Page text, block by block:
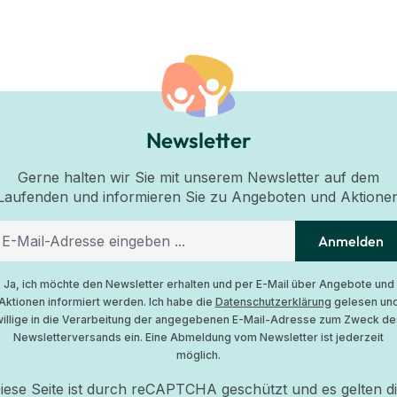
Newsletter
Gerne halten wir Sie mit unserem Newsletter auf dem
und informieren Sie zu Angeboten und
Anmelden
Ja, ich möchte den Newsletter erhalten und per E-Mail über Angebote und
informiert werden. Ich habe die Datenschutzerklärung gelesen
in die Verarbeitung der angegebenen E-Mail-Adresse zum Zweck
Newsletterversands ein. Eine Abmeldung vom Newsletter ist jederzeit
möglich.
Seite ist durch reCAPTCHA geschützt und es gelten